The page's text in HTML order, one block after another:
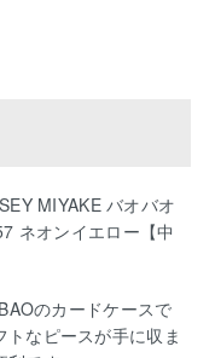
MIYAKE バオバオ
ネオンイエロー【中
のカードケースで
なピースが手に収ま